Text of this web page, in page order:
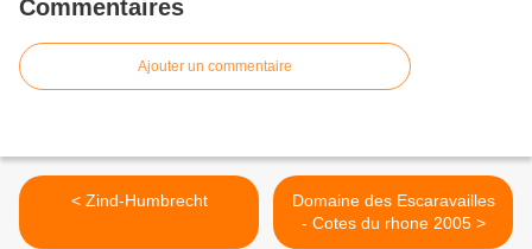
Commentaires
Ajouter un commentaire
< Zind-Humbrecht
Domaine des Escaravailles
- Cotes du rhone 2005 >